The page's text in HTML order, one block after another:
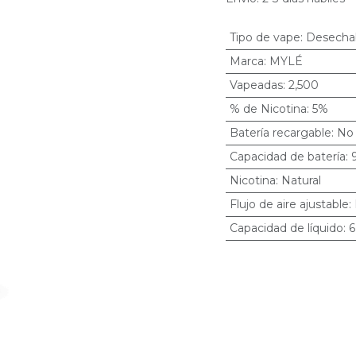
Tipo de vape:
Marca: MYLÉ
Vapeadas: 2,500
% de Nicotina: 5%
Batería recargable: No
Capacidad de batería:
Nicotina: Natural
Flujo de aire ajustable:
Capacidad de líquido: